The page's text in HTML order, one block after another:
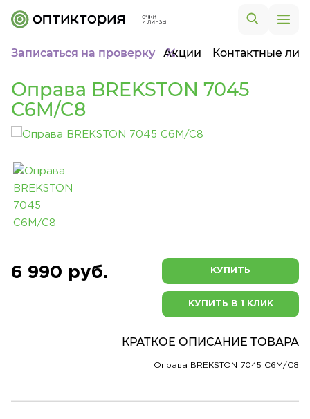
Записаться на проверку Акции Контактные
Оправа BREKSTON 7045
C6M/C8
6 990 руб. КУПИТЬ
КУПИТЬ В 1 КЛИК
КРАТКОЕ ОПИСАНИЕ ТОВАРА
Оправа BREKSTON 7045 C6M/C8